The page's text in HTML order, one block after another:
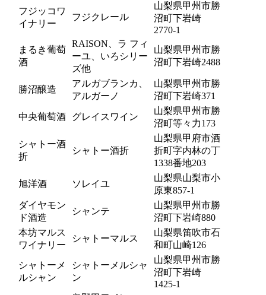
フジッコワ
イナリー
フジクレール
山梨県甲州市勝
沼町下岩崎
2770-1
まるき葡萄
酒
RAISON、ラ フィ
ーユ、いろシリー
ズ他
山梨県甲州市勝
沼町下岩崎2488
勝沼醸造
アルガブランカ、
アルガーノ
山梨県甲州市勝
沼町下岩崎371
中央葡萄酒 グレイスワイン
山梨県甲州市勝
沼町等々力173
シャトー酒
折
シャトー酒折
山梨県甲府市酒
折町字内林の丁
1338番地203
旭洋酒 ソレイユ
山梨県山梨市小
原東857-1
ダイヤモン
ド酒造
シャンテ
山梨県甲州市勝
沼町下岩崎880
本坊マルス
ワイナリー
シャトーマルス
山梨県笛吹市石
和町山崎126
シャトーメ
ルシャン
シャトーメルシャ
ン
山梨県甲州市勝
沼町下岩崎
1425-1